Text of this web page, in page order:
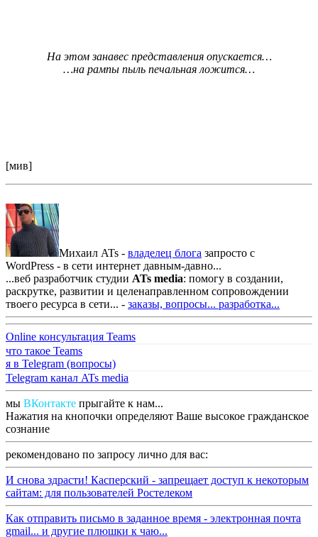
На этом занавес представления опускается…
…на рампы пыль печальная ложится…
[мив]
Михаил ATs - владелец блога запросто с
WordPress - в сети интернет давным-давно...
...веб разработчик студии ATs media: помогу в создании,
раскрутке, развитии и целенаправленном сопровождении
твоего ресурса в сети... - заказы, вопросы... разработка...
Online консультация Teams
что такое Teams
я в Telegram (вопросы)
Telegram канал ATs media
мы ВКонтакте прыгайте к нам...
Нажатия на кнопочки определяют Ваше высокое гражданское
сознание
рекомендовано по запросу лично для вас:
И снова здрасти! Касперский - запрещает доступ к некоторым
сайтам: для пользователей Ростелеком
Как отправить письмо в заданное время - электронная почта
gmail... и другие плюшки к чаю...